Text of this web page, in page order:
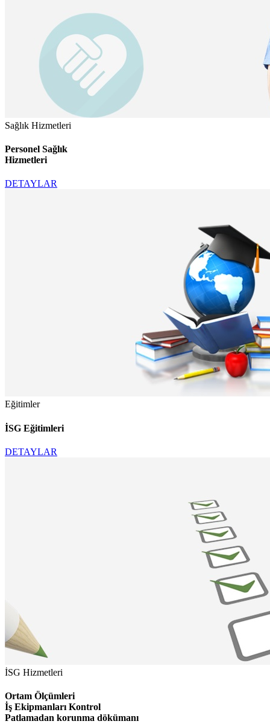
Sağlık Hizmetleri
Personel Sağlık
Hizmetleri
DETAYLAR
Eğitimler
İSG Eğitimleri
DETAYLAR
İSG Hizmetleri
Ortam Ölçümleri
İş Ekipmanları Kontrol
Patlamadan korunma dökümanı